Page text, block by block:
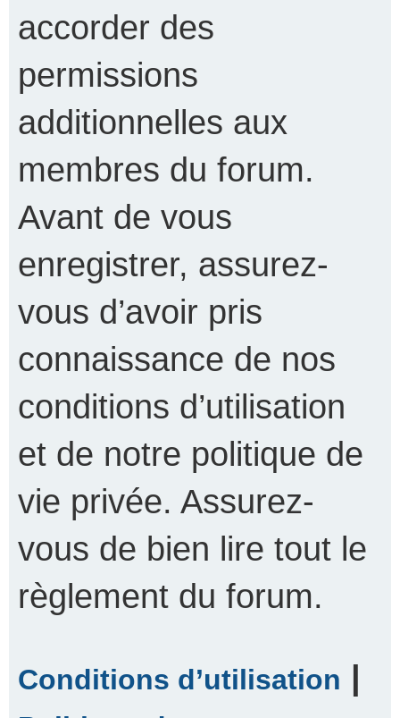
accorder des
permissions
additionnelles aux
membres du forum.
Avant de vous
enregistrer, assurez-
vous d’avoir pris
connaissance de nos
conditions d’utilisation
et de notre politique de
vie privée. Assurez-
vous de bien lire tout le
règlement du forum.
Conditions d’utilisation |